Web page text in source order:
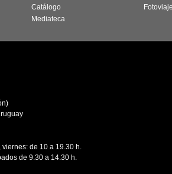
Catálogo
Mediateca
de 10 a 19.30 h.
de 9.30 a 14.30 h.